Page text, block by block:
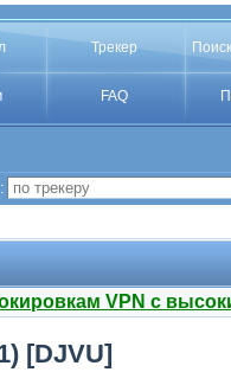
Трекер
FAQ
VPN с
[DJVU]